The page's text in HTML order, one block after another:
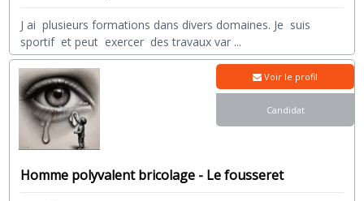
J ai plusieurs formations dans divers domaines. Je suis
sportif et peut exercer des travaux var ...
Homme polyvalent bricolage - Le fousseret
Voir le profil
Candidat